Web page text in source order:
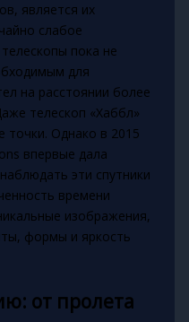
является их
слабое
пока не
для
на расстоянии более
телескоп «Хаббл»
точки. Однако в 2015
впервые дала
эти спутники
времени
изображения,
формы и яркость
от пролета